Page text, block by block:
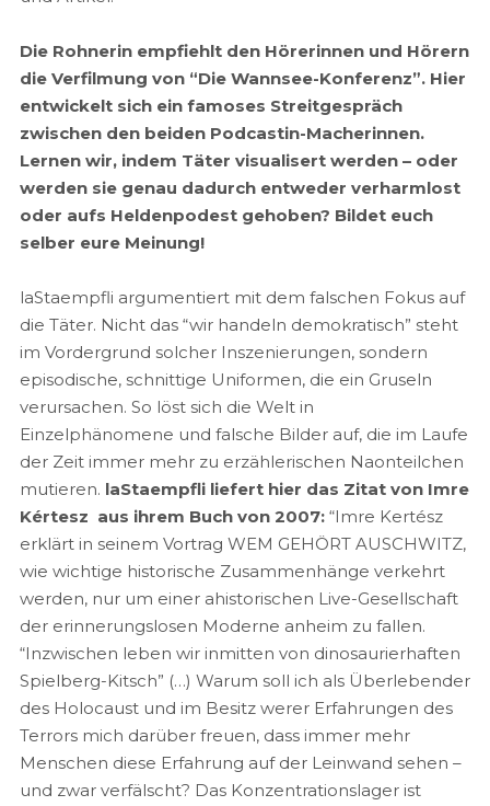
Die Rohnerin empfiehlt den Hörerinnen und Hörern
die Verfilmung von “Die Wannsee-Konferenz”. Hier
entwickelt sich ein famoses Streitgespräch
zwischen den beiden Podcastin-Macherinnen.
Lernen wir, indem Täter visualisert werden – oder
werden sie genau dadurch entweder verharmlost
oder aufs Heldenpodest gehoben? Bildet euch
selber eure Meinung!
laStaempfli argumentiert mit dem falschen Fokus auf
die Täter. Nicht das “wir handeln demokratisch” steht
im Vordergrund solcher Inszenierungen, sondern
episodische, schnittige Uniformen, die ein Gruseln
verursachen. So löst sich die Welt in
Einzelphänomene und falsche Bilder auf, die im Laufe
der Zeit immer mehr zu erzählerischen Naonteilchen
mutieren. laStaempfli liefert hier das Zitat von Imre
Kértesz aus ihrem Buch von 2007:“Imre Kertész
erklärt in seinem Vortrag WEM GEHÖRT AUSCHWITZ,
wie wichtige historische Zusammenhänge verkehrt
werden, nur um einer ahistorischen Live-Gesellschaft
der erinnerungslosen Moderne anheim zu fallen.
“Inzwischen leben wir inmitten von dinosaurierhaften
Spielberg-Kitsch” (…) Warum soll ich als Überlebender
des Holocaust und im Besitz werer Erfahrungen des
Terrors mich darüber freuen, dass immer mehr
Menschen diese Erfahrung auf der Leinwand sehen –
und zwar verfälscht? Das Konzentrationslager ist